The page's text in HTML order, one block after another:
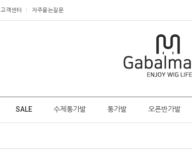
고객센터 자주묻는질문
SALE 수제통가발 통가발 오픈반가발